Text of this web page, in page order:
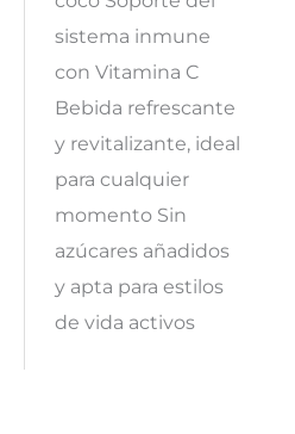
sistema inmune
con Vitamina C
Bebida refrescante
y revitalizante, ideal
para cualquier
momento Sin
azúcares añadidos
y apta para estilos
de vida activos